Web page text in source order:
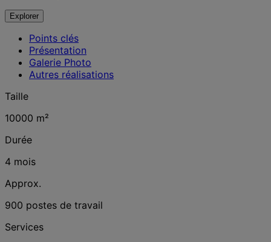
Explorer
Points clés
Présentation
Galerie Photo
Autres réalisations
Taille
10000 m²
Durée
4 mois
Approx.
900 postes de travail
Services